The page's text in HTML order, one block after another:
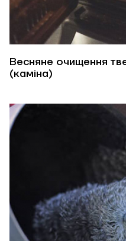
Весняне очищення
(каміна)